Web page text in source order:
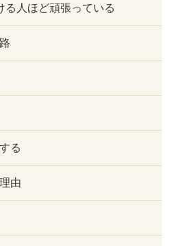
る人ほど頑張っている
る
由